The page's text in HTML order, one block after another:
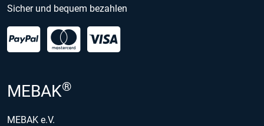
Sicher und bequem bezahlen
MEBAK®
MEBAK e.V.